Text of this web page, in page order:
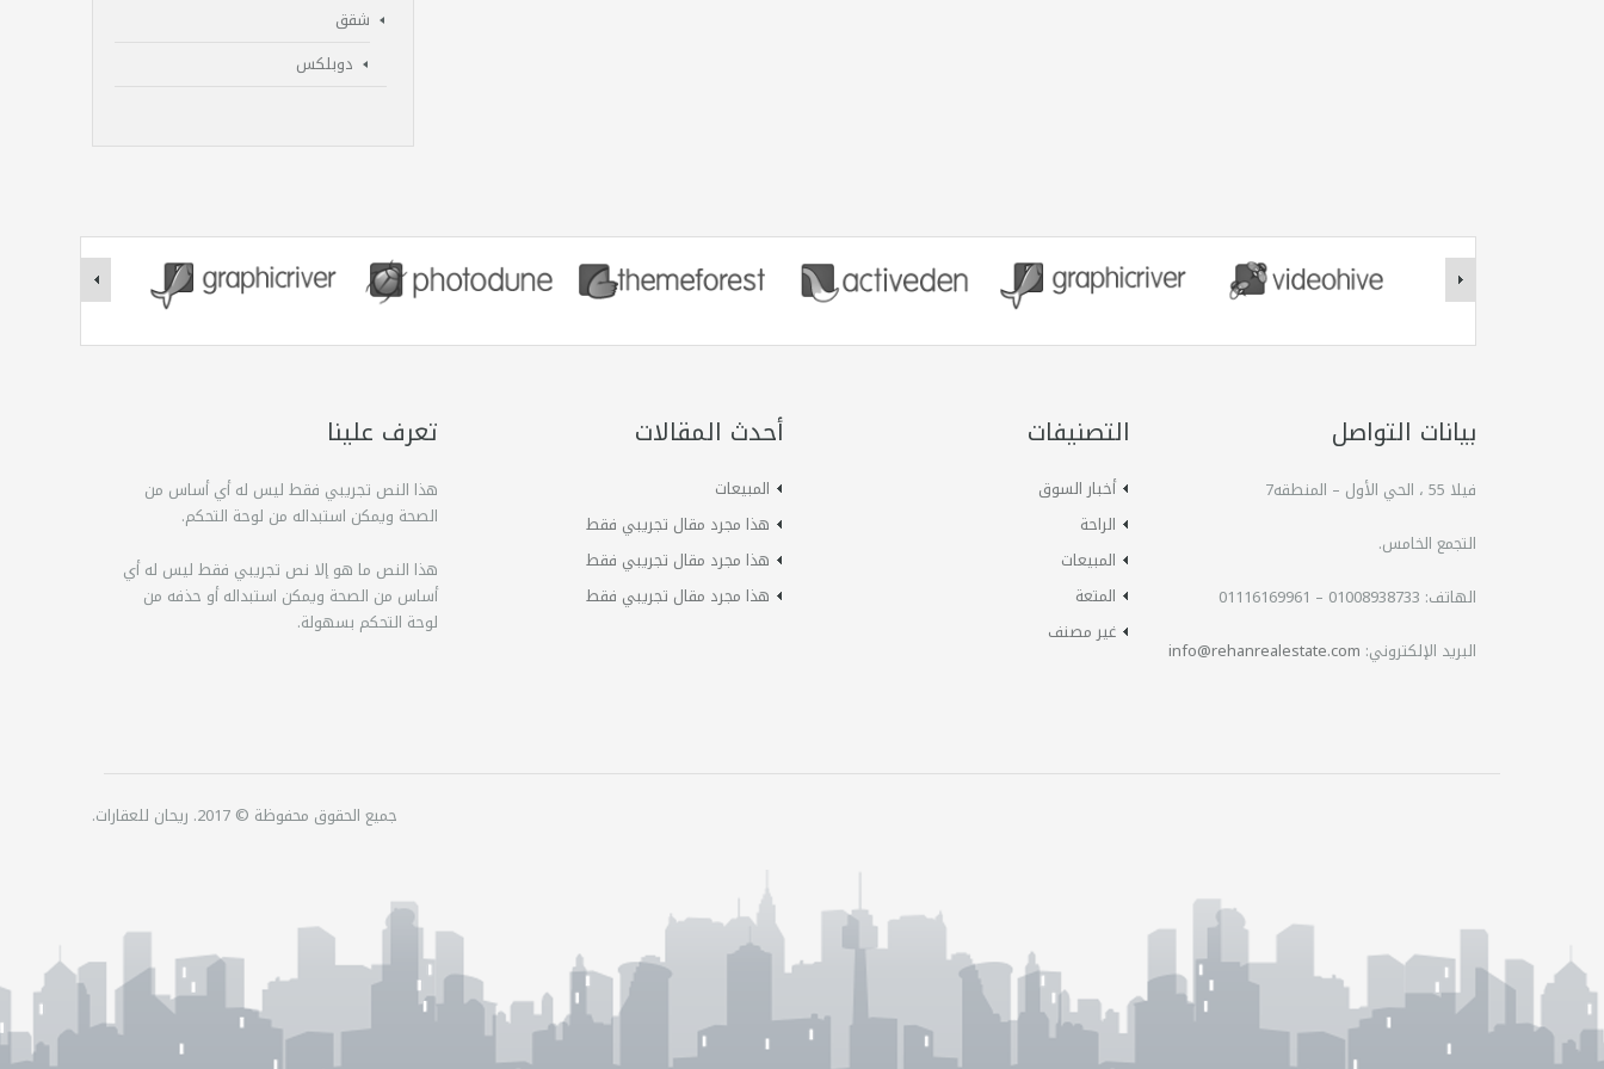
شقق
دوبلكس
بيانات التواصل
فيلا 55 ، الحي الأول – المنطقه7
التجمع الخامس.
الهاتف: 01008938733 – 01116169961
البريد الإلكتروني: info@rehanrealestate.com
التصنيفات
أخبار السوق
الراحة
المبيعات
المتعة
غير مصنف
أحدث المقالات
المبيعات
هذا مجرد مقال تجريبي فقط
هذا مجرد مقال تجريبي فقط
هذا مجرد مقال تجريبي فقط
تعرف علينا
هذا النص تجريبي فقط ليس له أي أساس من
الصحة ويمكن استبداله من لوحة التحكم.
هذا النص ما هو إلا نص تجريبي فقط ليس له أي
أساس من الصحة ويمكن استبداله أو حذفه من
لوحة التحكم بسهولة.
جميع الحقوق محفوظة © 2017. ريحان للعقارات.